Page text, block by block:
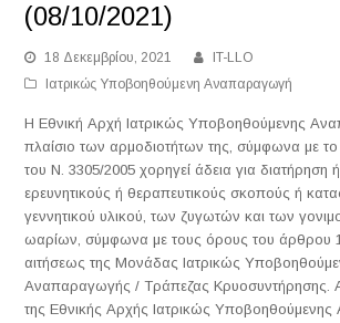
(08/10/2021)
18 Δεκεμβρίου, 2021
IT-LLO
Ιατρικώς Υποβοηθούμενη Αναπαραγωγή
Η Εθνική Αρχή Ιατρικώς Υποβοηθούμενης
πλαίσιο των αρμοδιοτήτων της, σύμφωνα με
του Ν. 3305/2005 χορηγεί άδεια για διατήρηση
ερευνητικούς ή θεραπευτικούς σκοπούς ή
γεννητικού υλικού, των ζυγωτών και των
ωαρίων, σύμφωνα με τους όρους του άρθρου
αιτήσεως της Μονάδας Ιατρικώς
Αναπαραγωγής / Τράπεζας Κρυοσυντήρησης.
της Εθνικής Αρχής Ιατρικώς